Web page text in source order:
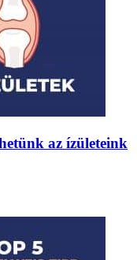
az ízületeink